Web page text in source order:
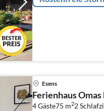
Esens
Ferienhaus Omas
4 Gäste75 m22